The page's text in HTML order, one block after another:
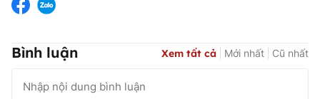
Bình luận Xem tất cả Mới nhất Cũ nhất